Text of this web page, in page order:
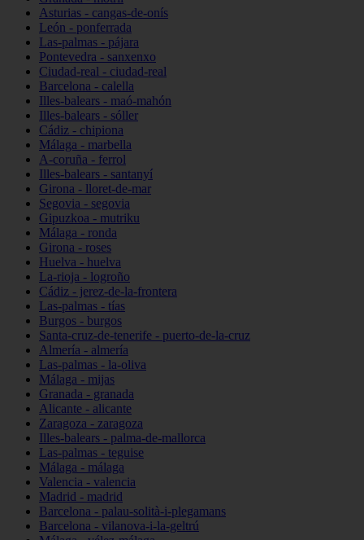
Asturias - cangas-de-onís
León - ponferrada
Las-palmas - pájara
Pontevedra - sanxenxo
Ciudad-real - ciudad-real
Barcelona - calella
Illes-balears - maó-mahón
Illes-balears - sóller
Cádiz - chipiona
Málaga - marbella
A-coruña - ferrol
Illes-balears - santanyí
Girona - lloret-de-mar
Segovia - segovia
Gipuzkoa - mutriku
Málaga - ronda
Girona - roses
Huelva - huelva
La-rioja - logroño
Cádiz - jerez-de-la-frontera
Las-palmas - tías
Burgos - burgos
Santa-cruz-de-tenerife - puerto-de-la-cruz
Almería - almería
Las-palmas - la-oliva
Málaga - mijas
Granada - granada
Alicante - alicante
Zaragoza - zaragoza
Illes-balears - palma-de-mallorca
Las-palmas - teguise
Málaga - málaga
Valencia - valencia
Madrid - madrid
Barcelona - palau-solità-i-plegamans
Barcelona - vilanova-i-la-geltrú